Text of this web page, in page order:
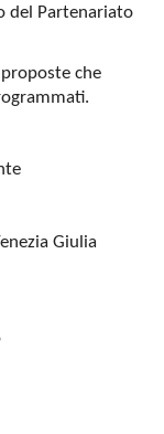
del Partenariato
che
Giulia